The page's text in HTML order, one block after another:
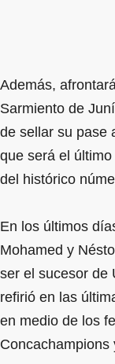
Además,
Sarmiento de
de sellar su pase
que será el
del histórico
En los últimos
Mohamed y
ser el sucesor de
refirió en las
en medio de los
Concachampions